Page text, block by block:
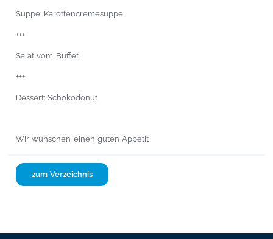
Suppe: Karottencremesuppe
+++
Salat vom Buffet
+++
Dessert: Schokodonut
Wir wünschen einen guten Appetit
zum Verzeichnis